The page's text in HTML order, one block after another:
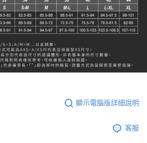
顯示電腦版詳細說明
客服